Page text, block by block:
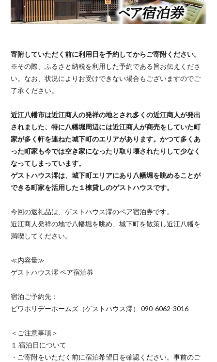
寄附していただく前に利用日を予約してからご寄附ください。
※その際、ふるさと納税を利用した予約である旨お伝えくださ
い。なお、状況によりお受けできない場合もございますのでご
了承ください。
近江八幡市は近江商人の発祥の地とされ多くの近江商人が発出
されました、特に八幡堀周辺には近江商人が商売をしていた町
家が多く軒を連ねた城下町のエリアがあります。かつて多くあ
った町家も今では空き家になったり取り壊されたりして少なく
なってしまっています。
ゲストハウス澪は、城下町エリアにあり八幡堀を眺めることが
できる町家を活用した１棟貸しのゲストハウスです。
今回の返礼品は、ゲストハウス澪のペア宿泊券です。
近江商人発祥の地で八幡堀を眺め、城下町を散策し近江八幡を
満喫してください。
≪内容量≫
ゲストハウス澪 ペア宿泊券
宿泊ご予約先：
ビワホリデーホームズ（ゲストハウス澪） 090-6062-3016
＜ご注意事項＞
１.宿泊日について
・ご寄附をいただく前に宿泊希望日を確認ください。事前のご